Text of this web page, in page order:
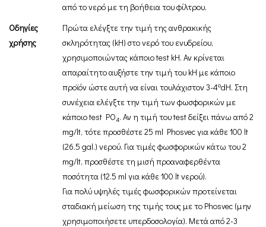
από το νερό με τη βοήθεια του φίλτρου.
Οδηγίες
χρήσης
Πρώτα ελέγξτε την τιμή της ανθρακικής
σκληρότητας (kH) στο νερό του ενυδρείου,
χρησιμοποιώντας κάποιο test kH. Αν κρίνεται
απαραίτητο αυξήστε την τιμή του kH με κάποιο
προϊόν ώστε αυτή να είναι τουλάχιστον 3-4odH. Στη
συνέχεια ελέγξτε την τιμή των φωσφορικών με
κάποιο test PO4. Αν η τιμή του test δείξει πάνω από 2
mg/lt, τότε προσθέστε 25 ml Phosvec για κάθε 100 lt
(26.5 gal.) νερού. Για τιμές φωσφορικών κάτω του 2
mg/lt, προσθέστε τη μισή προαναφερθέντα
ποσότητα (12.5 ml για κάθε 100 lt νερού).
Για πολύ υψηλές τιμές φωσφορικών προτείνεται
σταδιακή μείωση της τιμής τους με το Phosvec (μην
χρησιμοποιήσετε υπερδοσολογία). Μετά από 2-3